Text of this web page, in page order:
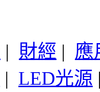
| 財經 | 應
| LED光源